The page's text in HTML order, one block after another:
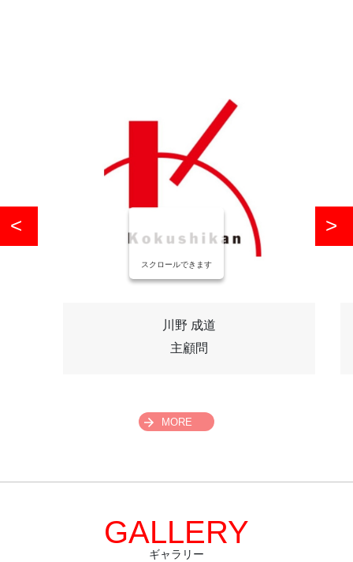
川野 成道
主顧問
スクロールできます
MORE
ギャラリー
GALLERY